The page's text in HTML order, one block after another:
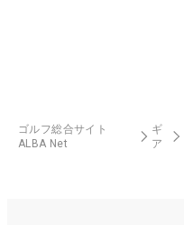
ゴルフ総合サイト
ALBA Net
ギ
ア